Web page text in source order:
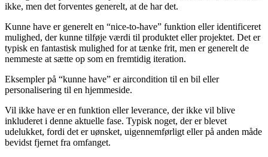
ikke, men det forventes generelt, at de har det.
Kunne have er generelt en “nice-to-have” funktion eller identificeret
mulighed, der kunne tilføje værdi til produktet eller projektet. Det er
typisk en fantastisk mulighed for at tænke frit, men er generelt de
nemmeste at sætte op som en fremtidig iteration.
Eksempler på “kunne have” er aircondition til en bil eller
personalisering til en hjemmeside.
Vil ikke have er en funktion eller leverance, der ikke vil blive
inkluderet i denne aktuelle fase. Typisk noget, der er blevet
udelukket, fordi det er uønsket, uigennemførligt eller på anden måde
bevidst fjernet fra omfanget.